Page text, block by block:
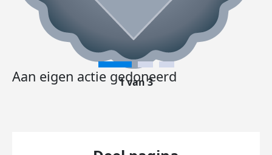
Aan eigen actie gedoneerd
1 van 3